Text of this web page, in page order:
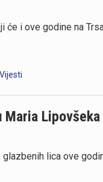
će i ove godine na
Vijesti
Maria
lica ove